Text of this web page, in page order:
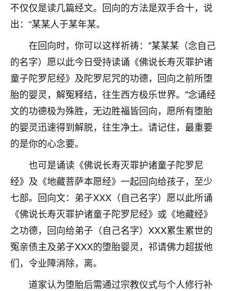
不仅仅是读几篇经文。回向的方法是双手合十，说
出：“某某人于某年某。
在回向时，你可以这样祈祷："某某某（念自己
的名字）愿以此今日受持读诵《佛说长寿灭罪护诸
童子陀罗尼经》及陀罗尼咒的功德，回向之前所堕
胎的婴灵，解冤释结，往生西方极乐世界。"念诵经
文的功德极为殊胜，无边胜福皆回向，愿所有堕胎
的婴灵迅速得到解脱，往生净土。请记住，最重要
的是你的心念要。
也可是诵读《佛说长寿灭罪护诸童子陀罗尼
经》及《地藏菩萨本愿经》一起回向给孩子，至少
七部。回向文：弟子XXX（自己名字）愿以此所诵
《佛说长寿灭罪护诸童子陀罗尼经》或《地藏经》
之功德，回向给弟子（自己名字）XXX累生累世的
冤亲债主及弟子XXX的堕胎婴灵，祁请佛力超拔他
们，令业障消除，离。
道家认为堕胎后需通过宗教仪式与个人修行补
我是公司人事调整，有升迁机会，但同时竞争的我们
三个，找老师的时候是抱着侥幸心理，没想到老师看
着我晋升有望，我半信半疑的按照老师建议，做了化
太岁还有一个发钱粮，本来年前的人事调整，拖到年
后，我以为都没戏了，结果开年一上班，开会提拔升
职第一个就是我，职务无所谓，主要是底薪加了
3000，非常开心，无论如何，感恩感谢！🙏🏻
鹿森：恭喜升职加薪！！，请客吗？�
12小时前 来自北京 32
我身体不太好，总是病病殃殃的，去检查又没什么大
问题，反正就是不舒服。中医西医看遍了，找不到问
题，后来无意中看到有人推荐慧来老师，跟老师聊过
之后，心情豁然开朗，也听老师建议，处理了一些因
果问题。今年以来，身体比以前好多，主要是心情好
了，老师说境随心转，现在深有体会了。
鹿森：是的，其实跟老师聊过之后，最大的感
触，首先就是心态会变好，万般皆是命，半点
不由人！